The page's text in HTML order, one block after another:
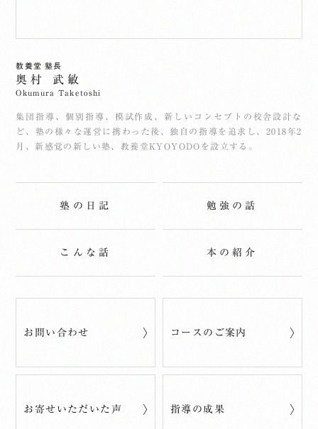
教養堂 塾長
奥村 武敏
Okumura Taketoshi
集団指導、個別指導、模試作成、新しいコンセプトの校舎設計な
ど、塾の様々な運営に携わった後、独自の指導を追求し、2018年2
月、新感覚の新しい塾、教養堂KYOYODOを設立する。
塾の日記 勉強の話
こんな話 本の紹介
お問い合わせ コースのご案内
お寄せいただいた声 指導の成果